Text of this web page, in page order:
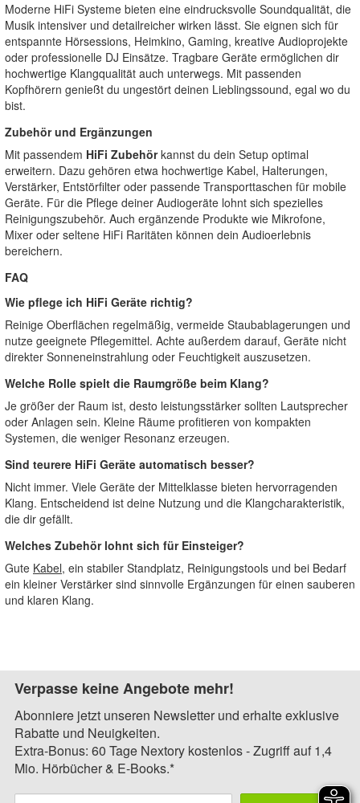
Moderne HiFi Systeme bieten eine eindrucksvolle Soundqualität, die
Musik intensiver und detailreicher wirken lässt. Sie eignen sich für
entspannte Hörsessions, Heimkino, Gaming, kreative Audioprojekte
oder professionelle DJ Einsätze. Tragbare Geräte ermöglichen dir
hochwertige Klangqualität auch unterwegs. Mit passenden
Kopfhörern genießt du ungestört deinen Lieblingssound, egal wo du
bist.
Zubehör und Ergänzungen
Mit passendem HiFi Zubehörkannst du dein Setup optimal
erweitern. Dazu gehören etwa hochwertige Kabel, Halterungen,
Verstärker, Entstörfilter oder passende Transporttaschen für mobile
Geräte. Für die Pflege deiner Audiogeräte lohnt sich spezielles
Reinigungszubehör. Auch ergänzende Produkte wie Mikrofone,
Mixer oder seltene HiFi Raritäten können dein Audioerlebnis
bereichern.
FAQ
Wie pflege ich HiFi Geräte richtig?
Reinige Oberflächen regelmäßig, vermeide Staubablagerungen und
nutze geeignete Pflegemittel. Achte außerdem darauf, Geräte nicht
direkter Sonneneinstrahlung oder Feuchtigkeit auszusetzen.
Welche Rolle spielt die Raumgröße beim Klang?
Je größer der Raum ist, desto leistungsstärker sollten Lautsprecher
oder Anlagen sein. Kleine Räume profitieren von kompakten
Systemen, die weniger Resonanz erzeugen.
Sind teurere HiFi Geräte automatisch besser?
Nicht immer. Viele Geräte der Mittelklasse bieten hervorragenden
Klang. Entscheidend ist deine Nutzung und die Klangcharakteristik,
die dir gefällt.
Welches Zubehör lohnt sich für Einsteiger?
Gute Kabel, ein stabiler Standplatz, Reinigungstools und bei Bedarf
ein kleiner Verstärker sind sinnvolle Ergänzungen für einen sauberen
und klaren Klang.
Verpasse keine Angebote mehr!
Abonniere jetzt unseren Newsletter und erhalte exklusive
Rabatte und Neuigkeiten.
Extra-Bonus: 60 Tage Nextory kostenlos - Zugriff auf 1,4
Mio. Hörbücher & E-Books.*